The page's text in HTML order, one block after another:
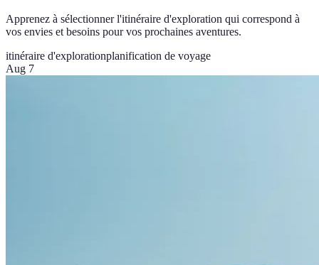
Apprenez à sélectionner l'itinéraire d'exploration qui correspond à
vos envies et besoins pour vos prochaines aventures.
itinéraire d'explorationplanification de voyage
Aug 7